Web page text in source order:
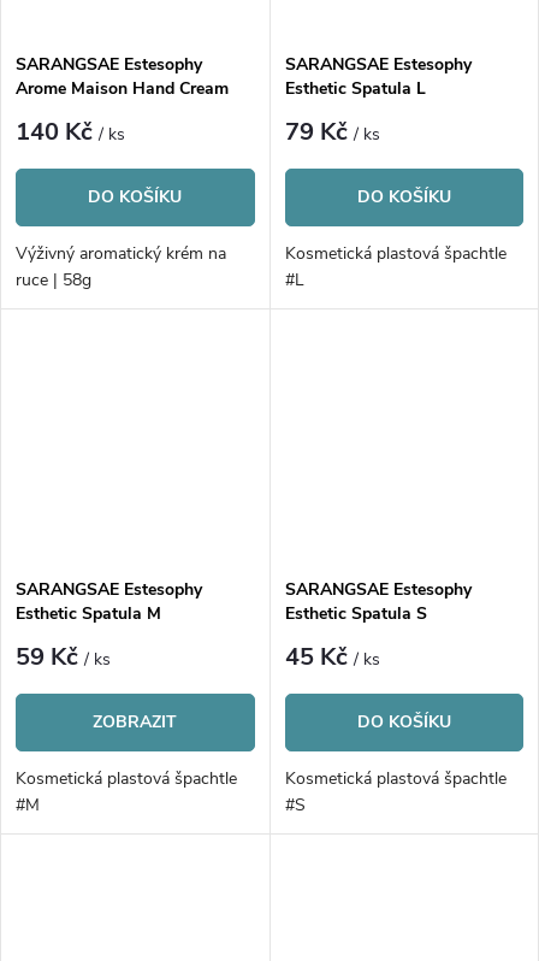
SARANGSAE Estesophy
Arome Maison Hand Cream
140 Kč/ ks
DO KOŠÍKU
Výživný aromatický krém na
ruce | 58g
SARANGSAE Estesophy
Esthetic Spatula L
79 Kč/ ks
DO KOŠÍKU
Kosmetická plastová špachtle
#L
SARANGSAE Estesophy
Esthetic Spatula M
59 Kč/ ks
ZOBRAZIT
Kosmetická plastová špachtle
#M
SARANGSAE Estesophy
Esthetic Spatula S
45 Kč/ ks
DO KOŠÍKU
Kosmetická plastová špachtle
#S